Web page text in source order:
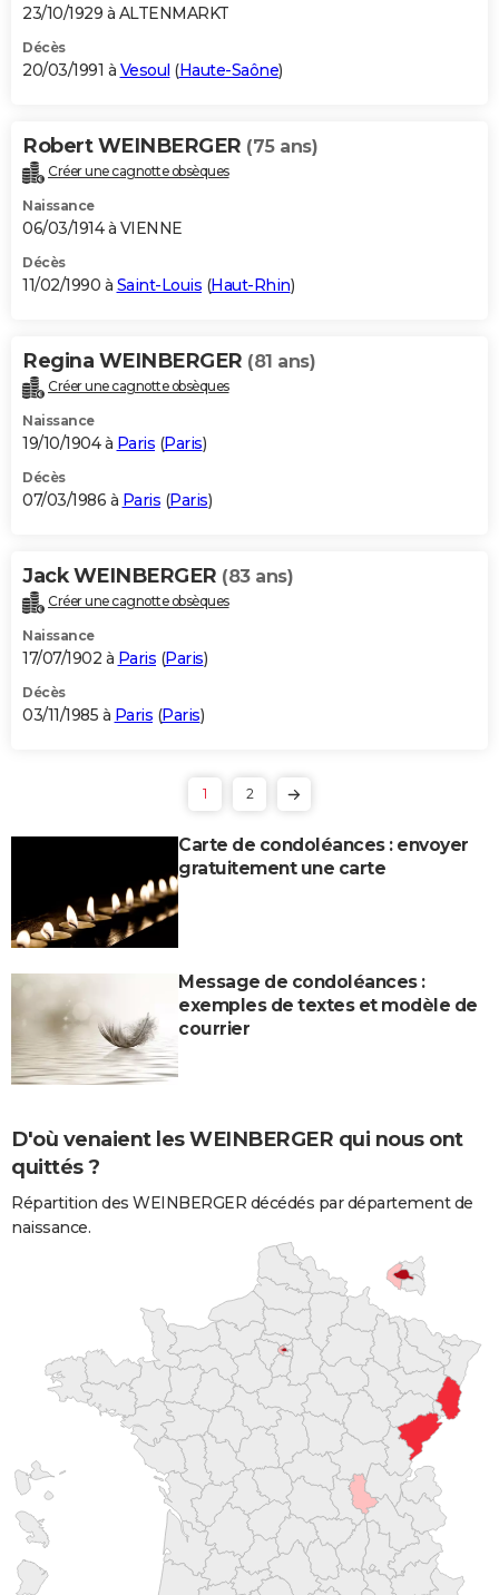
23/10/1929 à ALTENMARKT
Décès
20/03/1991 à Vesoul (Haute-Saône)
Robert WEINBERGER (75 ans)
Créer une cagnotte obsèques
Naissance
06/03/1914 à VIENNE
Décès
11/02/1990 à Saint-Louis (Haut-Rhin)
Regina WEINBERGER (81 ans)
Créer une cagnotte obsèques
Naissance
19/10/1904 à Paris (Paris)
Décès
07/03/1986 à Paris (Paris)
Jack WEINBERGER (83 ans)
Créer une cagnotte obsèques
Naissance
17/07/1902 à Paris (Paris)
Décès
03/11/1985 à Paris (Paris)
1 2
Carte de condoléances : envoyer
gratuitement une carte
Message de condoléances :
exemples de textes et modèle de
courrier
D'où venaient les WEINBERGER qui nous ont
quittés ?
Répartition des WEINBERGER décédés par département de
naissance.